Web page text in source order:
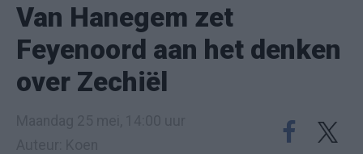
Van Hanegem zet
Feyenoord aan het denken
over Zechiël